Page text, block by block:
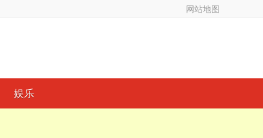
网站地图
娱乐